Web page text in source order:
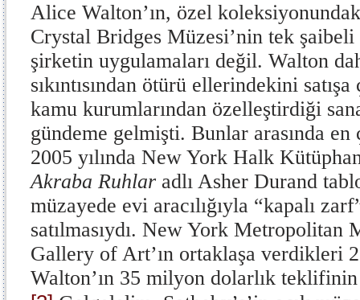
Alice Walton’ın, özel
Crystal Bridges Müzesi’nin tek şaibeli
şirketin uygulamaları değil. Walton
sıkıntısından ötürü ellerindekini
kamu kurumlarından özelleştirdiği
gündeme gelmişti. Bunlar arasında en
2005 yılında New York Halk
Akraba Ruhlar adlı Asher Durand
müzayede evi aracılığıyla “kapalı
satılmasıydı. New York Metropolitan
Gallery of Art’ın ortaklaşa verdikleri
Walton’ın 35 milyon dolarlık teklifinin